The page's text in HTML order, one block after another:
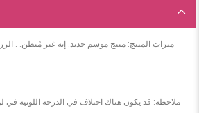
ملاحظة: قد يكون هناك اختلاف في الدرجة اللونية في